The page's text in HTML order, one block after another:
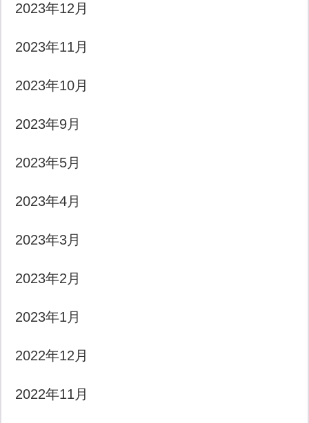
2023年12月
2023年11月
2023年10月
2023年9月
2023年5月
2023年4月
2023年3月
2023年2月
2023年1月
2022年12月
2022年11月